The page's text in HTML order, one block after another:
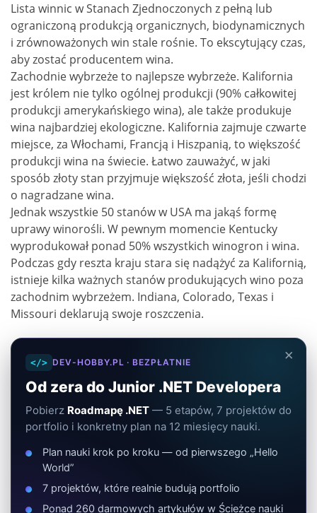
Lista winnic w Stanach Zjednoczonych z pełną lub
ograniczoną produkcją organicznych, biodynamicznych
i zrównoważonych win stale rośnie. To ekscytujący czas,
aby zostać producentem wina.
Zachodnie wybrzeże to najlepsze wybrzeże. Kalifornia
jest królem nie tylko ogólnej produkcji (90% całkowitej
produkcji amerykańskiego wina), ale także produkuje
wina najbardziej ekologiczne. Kalifornia zajmuje czwarte
miejsce, za Włochami, Francją i Hiszpanią, to większość
produkcji wina na świecie. Łatwo zauważyć, w jaki
sposób złoty stan przyjmuje większość złota, jeśli chodzi
o nagradzane wina.
Jednak wszystkie 50 stanów w USA ma jakąś formę
uprawy winorośli. W pewnym momencie Kentucky
wyprodukował ponad 50% wszystkich winogron i wina.
Podczas gdy reszta kraju stara się nadążyć za Kalifornią,
istnieje kilka ważnych stanów produkujących wino poza
zachodnim wybrzeżem. Indiana, Colorado, Texas i
Missouri deklarują swoje roszczenia.
×
</> DEV-HOBBY.PL · BEZPŁATNIE
Od zera do Junior .NET Developera
Pobierz Roadmapę .NET — 5 etapów, 7 projektów do
portfolio i konkretny plan na 12 miesięcy nauki.
Plan nauki krok po kroku — od pierwszego „Hello
World”
7 projektów, które realnie budują portfolio
Ponad 260 darmowych artykułów w Ścieżce nauki